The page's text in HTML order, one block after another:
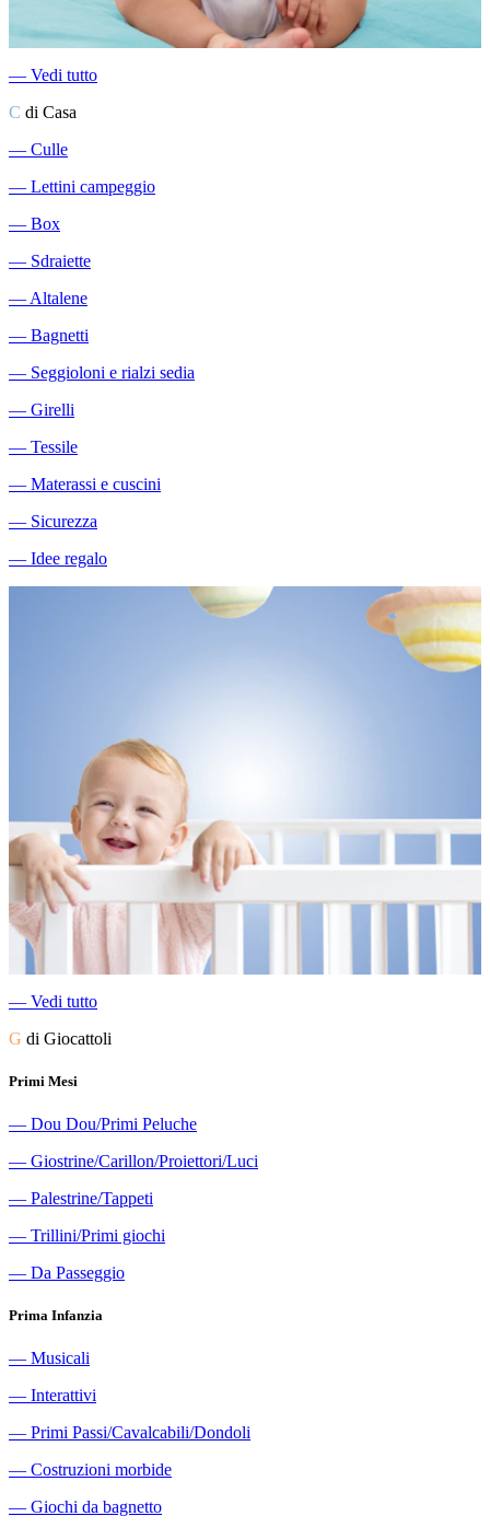
― Vedi tutto
C di Casa
― Culle
― Lettini campeggio
― Box
― Sdraiette
―Altalene
― Bagnetti
― Seggioloni e rialzi sedia
― Girelli
― Tessile
― Materassi e cuscini
― Sicurezza
― Idee regalo
― Vedi tutto
G di Giocattoli
Primi Mesi
― Dou Dou/Primi Peluche
― Giostrine/Carillon/Proiettori/Luci
― Palestrine/Tappeti
― Trillini/Primi giochi
― Da Passeggio
Prima Infanzia
― Musicali
― Interattivi
― Primi Passi/Cavalcabili/Dondoli
― Costruzioni morbide
― Giochi da bagnetto